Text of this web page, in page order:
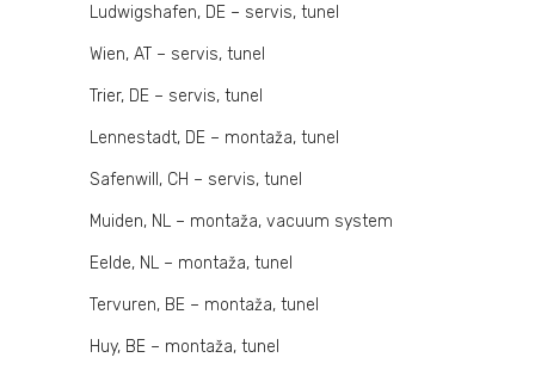
Ludwigshafen, DE – servis, tunel
Wien, AT – servis, tunel
Trier, DE – servis, tunel
Lennestadt, DE – montaža, tunel
Safenwill, CH – servis, tunel
Muiden, NL – montaža, vacuum system
Eelde, NL – montaža, tunel
Tervuren, BE – montaža, tunel
Huy, BE – montaža, tunel